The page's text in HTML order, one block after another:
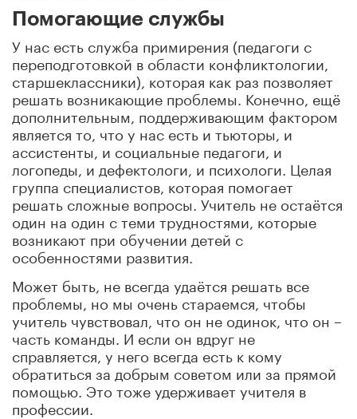
Помогающие службы
У нас есть служба примирения (педагоги с
переподготовкой в области конфликтологии,
старшеклассники), которая как раз позволяет
решать возникающие проблемы. Конечно, ещё
дополнительным, поддерживающим фактором
является то, что у нас есть и тьюторы, и
ассистенты, и социальные педагоги, и
логопеды, и дефектологи, и психологи. Целая
группа специалистов, которая помогает
решать сложные вопросы. Учитель не остаётся
один на один с теми трудностями, которые
возникают при обучении детей с
особенностями развития.
Может быть, не всегда удаётся решать все
проблемы, но мы очень стараемся, чтобы
учитель чувствовал, что он не одинок, что он –
часть команды. И если он вдруг не
справляется, у него всегда есть к кому
обратиться за добрым советом или за прямой
помощью. Это тоже удерживает учителя в
профессии.